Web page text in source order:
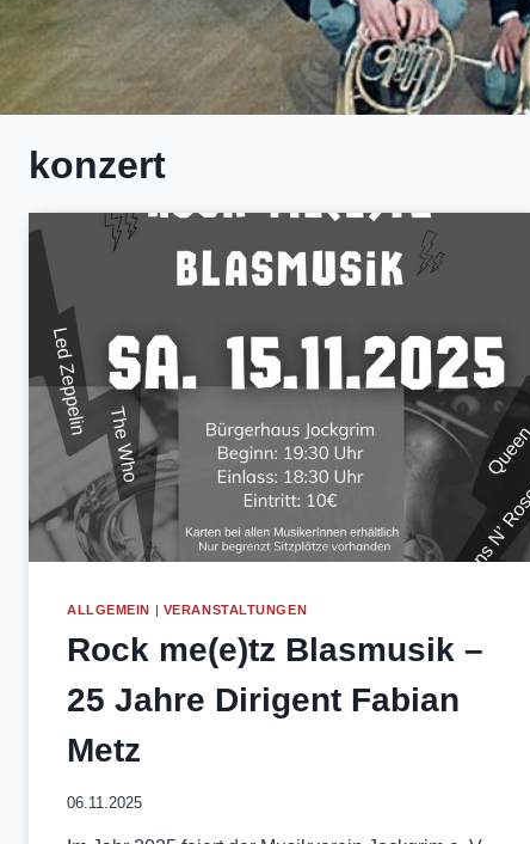
konzert
ALLGEMEIN | VERANSTALTUNGEN
Rock me(e)tz Blasmusik –
25 Jahre Dirigent Fabian
Metz
06.11.2025